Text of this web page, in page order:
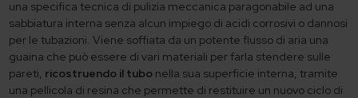
una specifica tecnica di pulizia meccanica paragonabile ad una
sabbiatura interna senza alcun impiego di acidi corrosivi o dannosi
per le tubazioni. Viene soffiata da un potente flusso di aria una
guaina che può essere di vari materiali per farla stendere sulle
pareti, ricostruendo il tubo nella sua superficie interna, tramite
una pellicola di resina che permette di restituire un nuovo ciclo di